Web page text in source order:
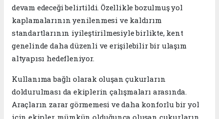
devam edeceği belirtildi. Özellikle bozulmuş yol
kaplamalarının yenilenmesi ve kaldırım
standartlarının iyileştirilmesiyle birlikte, kent
genelinde daha düzenli ve erişilebilir bir ulaşım
altyapısı hedefleniyor.
Kullanıma bağlı olarak oluşan çukurların
doldurulması da ekiplerin çalışmaları arasında.
Araçların zarar görmemesi ve daha konforlu bir yol
için ekipler, mümkün olduğunca oluşan çukurların